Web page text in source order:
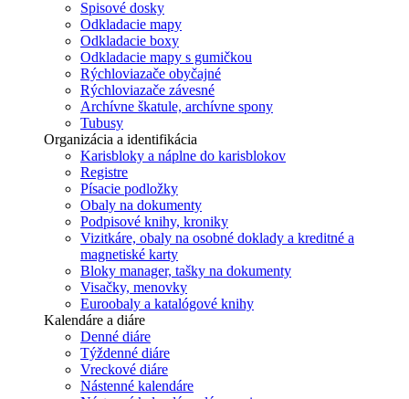
Spisové dosky
Odkladacie mapy
Odkladacie boxy
Odkladacie mapy s gumičkou
Rýchloviazače obyčajné
Rýchloviazače závesné
Archívne škatule, archívne spony
Tubusy
Organizácia a identifikácia
Karisbloky a náplne do karisblokov
Registre
Písacie podložky
Obaly na dokumenty
Podpisové knihy, kroniky
Vizitkáre, obaly na osobné doklady a kreditné a
magnetiské karty
Bloky manager, tašky na dokumenty
Visačky, menovky
Euroobaly a katalógové knihy
Kalendáre a diáre
Denné diáre
Týždenné diáre
Vreckové diáre
Nástenné kalendáre